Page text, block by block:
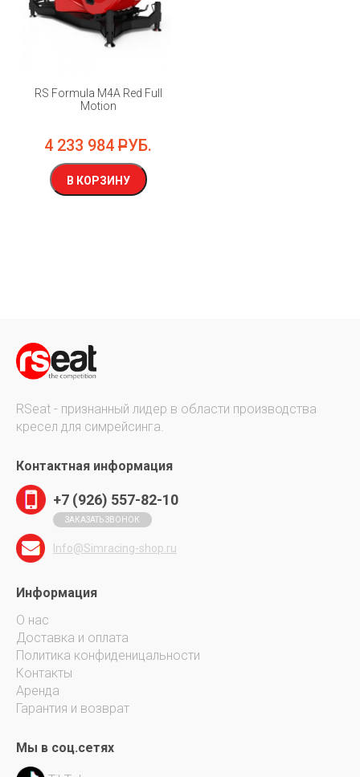
RS Formula M4A Red Full
Motion
4 233 984 РУБ.
В КОРЗИНУ
RSeat - признанный лидер в области производства
кресел для симрейсинга.
Контактная информация
+7 (926) 557-82-10
ЗАКАЗАТЬ ЗВОНОК
Info@Simracing-shop.ru
Информация
О нас
Доставка и оплата
Политика конфиденицальности
Контакты
Аренда
Гарантия и возврат
Мы в соц.сетях